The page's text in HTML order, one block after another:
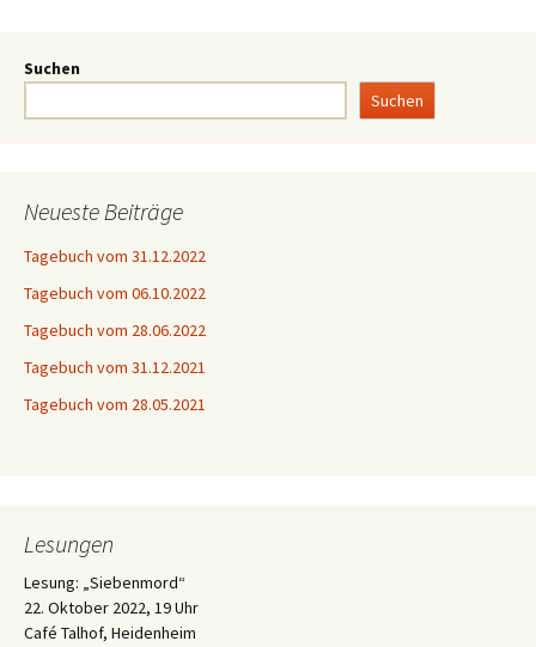
Suchen
Suchen
Neueste Beiträge
Tagebuch vom 31.12.2022
Tagebuch vom 06.10.2022
Tagebuch vom 28.06.2022
Tagebuch vom 31.12.2021
Tagebuch vom 28.05.2021
Lesungen
Lesung: „Siebenmord“
22. Oktober 2022, 19 Uhr
Café Talhof, Heidenheim